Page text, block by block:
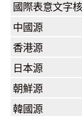
國際表意文字
中國源
香港源
日本源
朝鮮源
韓國源